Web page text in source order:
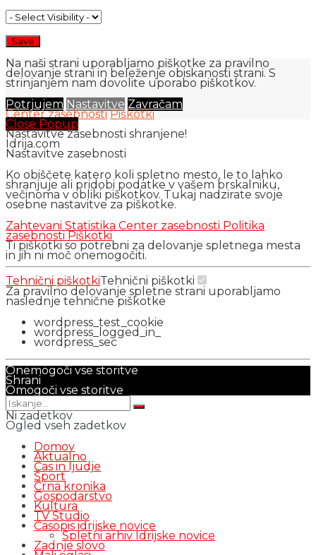
Na naši strani uporabljamo piškotke za pravilno
delovanje strani in beleženje obiskanosti strani. S
strinjanjem nam dovolite uporabo piškotkov.
Potrjujem Nastavitve Zavračam
Center zasebnosti Piškotki
Close Popup
Nastavitve zasebnosti shranjene!
Idrija.com
Nastavitve zasebnosti
Ko obiščete katero koli spletno mesto, le to lahko
shranjuje ali pridobi podatke v vašem brskalniku,
večinoma v obliki piškotkov. Tukaj nadzirate svoje
osebne nastavitve za piškotke.
Zahtevani Statistika Center zasebnosti Politika
zasebnostiPiškotki
Ti piškotki so potrebni za delovanje spletnega mesta
in jih ni moč onemogočiti.
Tehnični piškotkiTehnični piškotki
Za pravilno delovanje spletne strani uporabljamo
naslednje tehnične piškotke
wordpress_test_cookie
wordpress_logged_in_
wordpress_sec
Onemogoči vse storitve
Shrani
Omogoči vse storitve
Ni zadetkov
Ogled vseh zadetkov
Domov
Aktualno
Čas in ljudje
Šport
Črna kronika
Gospodarstvo
Kultura
TV Studio
Časopis idrijske novice
Spletni arhiv Idrijske novice
Zadnje slovo